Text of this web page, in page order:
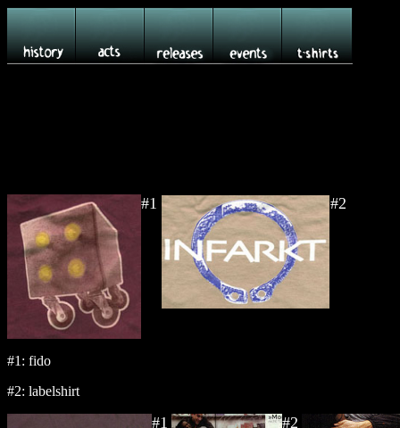
#1 #2
#1: fido
#2: labelshirt
#1 #2